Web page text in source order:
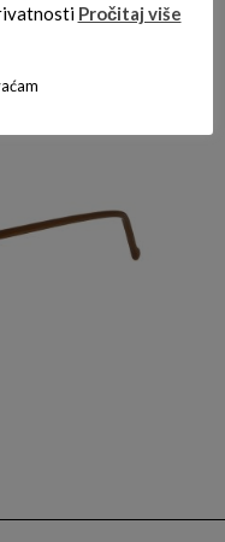
Pročitaj više